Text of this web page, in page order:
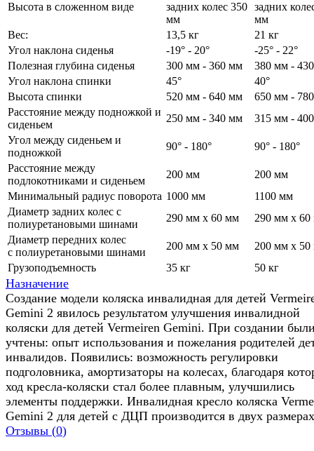
Высота в сложенном виде
задних колес 350
мм
задних
мм
Вес:
13,5 кг
21 кг
Угол наклона сиденья
-19° - 20°
-25° - 22°
Полезная глубина сиденья
300 мм - 360 мм
380 мм -
Угол наклона спинки
45°
40°
Высота спинки
520 мм - 640 мм
650 мм -
Расстояние между подножкой и
сиденьем
250 мм - 340 мм
315 мм -
Угол между сиденьем и
подножкой
90° - 180°
90° - 180°
Расстояние между
подлокотниками и сиденьем
200 мм
200 мм
Минимальный радиус поворота 1000 мм
1100 мм
Диаметр задних колес с
полиуретановыми шинами
290 мм х 60 мм
290 мм х
Диаметр передних колес
с полиуретановыми шинами
200 мм х 50 мм
200 мм х
Грузоподъемность
35 кг 50 кг
Назначение
Создание модели коляска инвалидная для детей
Gemini 2 явилось результатом улучшения инвалидной
коляски для детей Vermeiren Gemini. При создании
учтены: опыт использования и пожелания родителей
инвалидов. Появились: возможность регулировки
подголовника, амортизаторы на колесах, благодаря
ход кресла-коляски стал более плавным, улучшились
элементы поддержки. Инвалидная кресло коляска
Gemini 2 для детей с ДЦП производится в двух
Отзывы (0)